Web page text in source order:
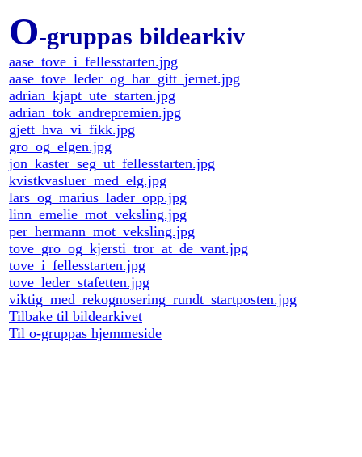
O-gruppas bildearkiv
aase_tove_i_fellesstarten.jpg
aase_tove_leder_og_har_gitt_jernet.jpg
adrian_kjapt_ute_starten.jpg
adrian_tok_andrepremien.jpg
gjett_hva_vi_fikk.jpg
gro_og_elgen.jpg
jon_kaster_seg_ut_fellesstarten.jpg
kvistkvasluer_med_elg.jpg
lars_og_marius_lader_opp.jpg
linn_emelie_mot_veksling.jpg
per_hermann_mot_veksling.jpg
tove_gro_og_kjersti_tror_at_de_vant.jpg
tove_i_fellesstarten.jpg
tove_leder_stafetten.jpg
viktig_med_rekognosering_rundt_startposten.jpg
Tilbake til bildearkivet
Til o-gruppas hjemmeside